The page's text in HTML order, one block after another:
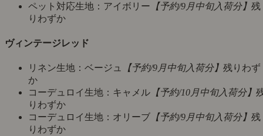
ペット対応生地：アイボリー 【予約/9月中旬入荷分】 残
りわずか
ヴィンテージレッド
リネン生地：ベージュ 【予約/9月中旬入荷分】 残りわず
か
コーデュロイ生地：キャメル 【予約/10月中旬入荷分】
りわずか
コーデュロイ生地：オリーブ 【予約/9月中旬入荷分】 残
りわずか